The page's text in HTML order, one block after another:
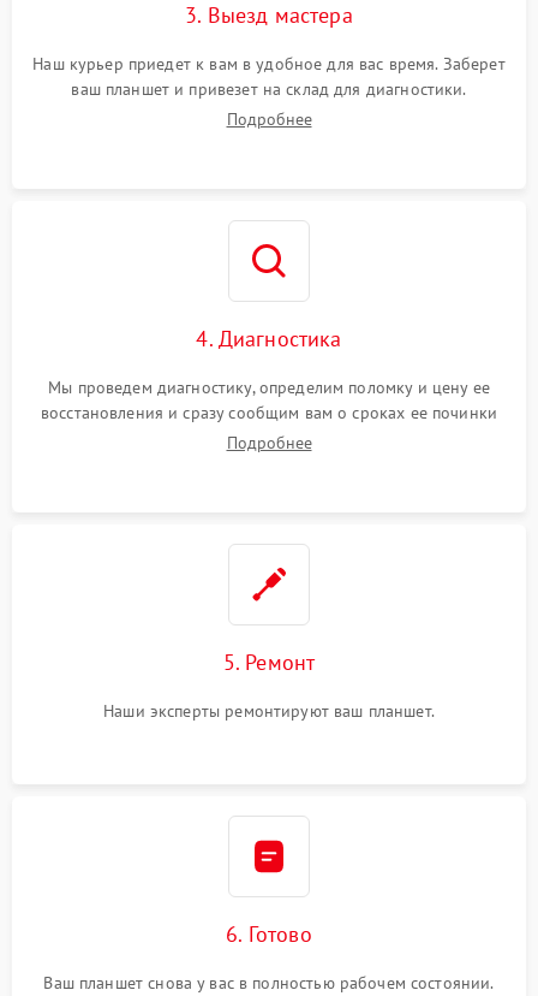
3. Выезд мастера
Наш курьер приедет к вам в удобное для вас время. Заберет
ваш планшет и привезет на склад для диагностики.
Подробнее
4. Диагностика
Мы проведем диагностику, определим поломку и цену ее
восстановления и сразу сообщим вам о сроках ее починки
Подробнее
5. Ремонт
Наши эксперты ремонтируют ваш планшет.
6. Готово
Ваш планшет снова у вас в полностью рабочем состоянии.